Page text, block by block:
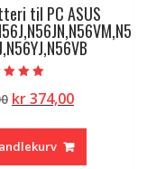
til PC ASUS
4.50
av 5
Opprinnelig
var:
kr 628,00.
kr374,00Nåværende
kr 374,00.